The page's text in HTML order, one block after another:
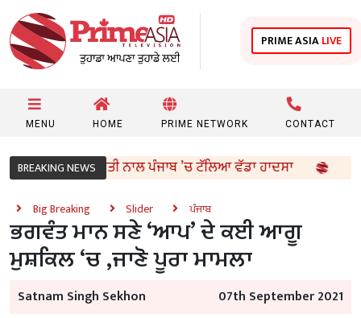
PRIME ASIALIVE
MENU HOME PRIME NETWORK CONTACT
BREAKING NEWS
ਪੁਲਿਸ ਦੀ ਫੁਰਤੀ ਨਾਲ ਪੰਜਾਬ ’ਚ ਟੱਲਿਆ ਵੱਡਾ ਹਾਦਸਾ
Big Breaking Slider ਪੰਜਾਬ
ਭਗਵੰਤ ਮਾਨ ਸਣੇ ‘ਆਪ’ ਦੇ ਕਈ ਆਗੂ
ਮੁਸ਼ਕਿਲ ‘ਚ ,ਜਾਣੋ ਪੂਰਾ ਮਾਮਲਾ
Satnam Singh Sekhon 07th September 2021